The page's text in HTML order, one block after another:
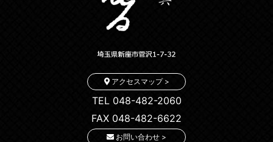
アクセスマップ >
TEL 048-482-2060
FAX 048-482-6622
お問い合わせ >